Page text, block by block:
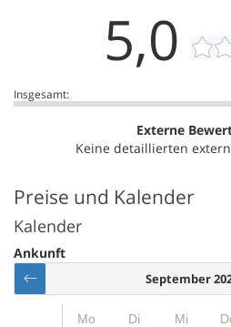
5,0
Insgesamt:
Externe
Keine detaillierten
Preise und Kalender
Kalender
Ankunft
September
Mo Di Mi